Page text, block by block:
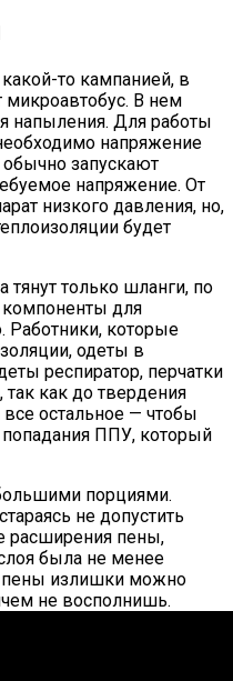
то кампанией, в
микроавтобус. В нем
напыления. Для работы
напряжение
обычно запускают
напряжение. От
низкого давления, но,
будет
только шланги, по
компоненты для
Работники, которые
одеты в
респиратор, перчатки
как до твердения
остальное — чтобы
ППУ, который
порциями.
не допустить
расширения пены,
была не менее
пены излишки можно
не восполнишь.